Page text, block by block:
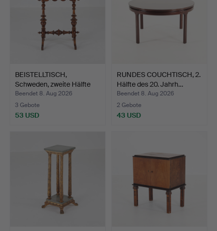
BEISTELLTISCH,
Schweden, zweite Hälfte
des…
Beendet 8. Aug 2026
3 Gebote
53 USD
RUNDES COUCHTISCH, 2.
Hälfte des 20. Jahrh…
Beendet 8. Aug 2026
2 Gebote
43 USD